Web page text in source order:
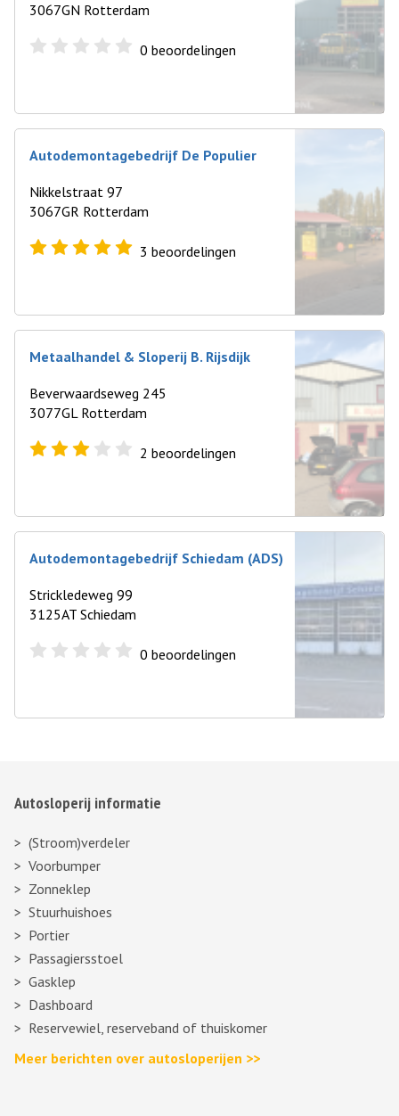
3067GN Rotterdam
0 beoordelingen
Autodemontagebedrijf De Populier
Nikkelstraat 97
3067GR Rotterdam
3 beoordelingen
Metaalhandel & Sloperij B. Rijsdijk
Beverwaardseweg 245
3077GL Rotterdam
2 beoordelingen
Autodemontagebedrijf Schiedam (ADS)
Strickledeweg 99
3125AT Schiedam
0 beoordelingen
Autosloperij informatie
(Stroom)verdeler
Voorbumper
Zonneklep
Stuurhuishoes
Portier
Passagiersstoel
Gasklep
Dashboard
Reservewiel, reserveband of thuiskomer
Meer berichten over autosloperijen >>